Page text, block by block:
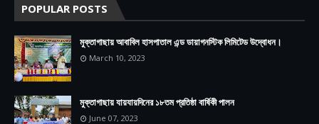
POPULAR POSTS
মুক্তাগাছায় আবাবিল হাসপাতাল এন্ড ডায়াগনস্টিক লিমিটেড উদ্বোধন।
March 10, 2023
মুক্তাগাছায় যায়যায়দিনের ১৮তম প্রতিষ্ঠা বার্ষিকী পালন
June 07, 2023